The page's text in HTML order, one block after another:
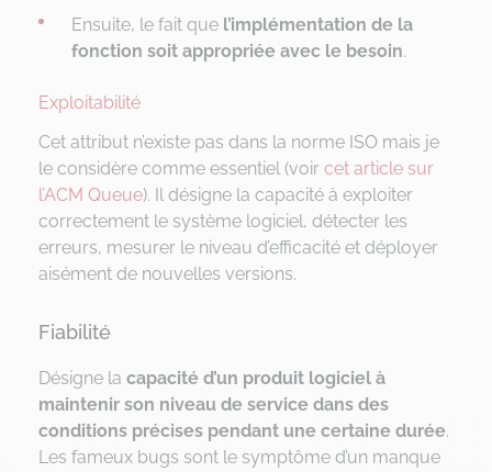
Ensuite, le fait que l’implémentation de la
fonction soit appropriée avec le besoin.
Exploitabilité
Cet attribut n’existe pas dans la norme ISO mais je
le considère comme essentiel (voir cet article sur
l’ACM Queue). Il désigne la capacité à exploiter
correctement le système logiciel, détecter les
erreurs, mesurer le niveau d’efficacité et déployer
aisément de nouvelles versions.
Fiabilité
Désigne la capacité d’un produit logiciel à
maintenir son niveau de service dans des
conditions précises pendant une certaine durée.
Les fameux bugs sont le symptôme d’un manque